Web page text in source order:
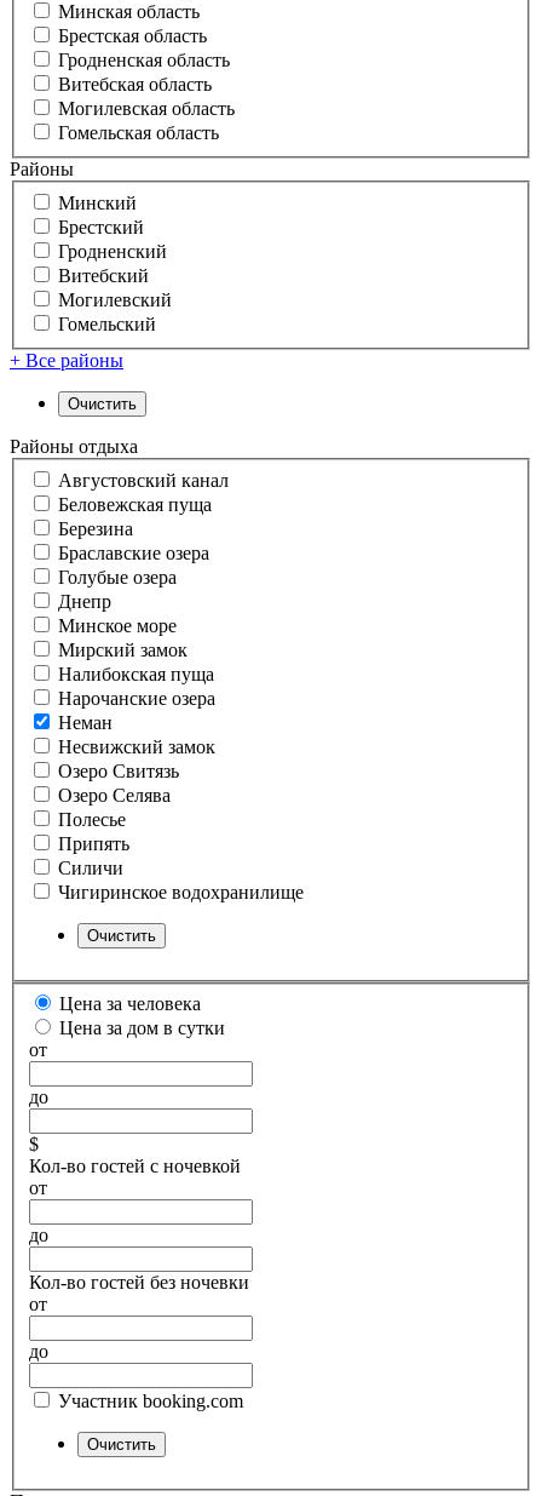
Минская область
Брестская область
Гродненская область
Витебская область
Могилевская область
Гомельская область
Районы
Минский
Брестский
Гродненский
Витебский
Могилевский
Гомельский
+ Все районы
Районы отдыха
Августовский канал
Беловежская пуща
Березина
Браславские озера
Голубые озера
Днепр
Минское море
Мирский замок
Налибокская пуща
Нарочанские озера
Неман
Несвижский замок
Озеро Свитязь
Озеро Селява
Полесье
Припять
Силичи
Чигиринское водохранилище
Цена за человека
Цена за дом в сутки
от
до
$
Кол-во гостей с ночевкой
от
до
Кол-во гостей без ночевки
от
до
Участник booking.com